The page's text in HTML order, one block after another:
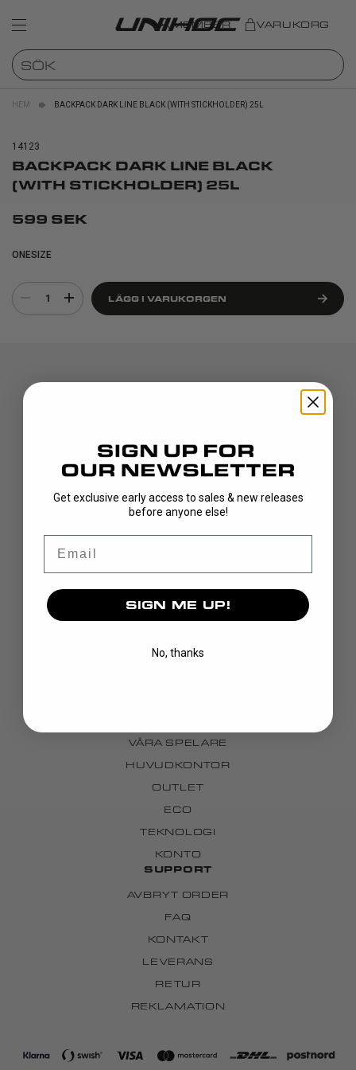
MEMBER VARUKORG
HEM BACKPACK DARK LINE BLACK (WITH STICKHOLDER) 25L
14123
BACKPACK DARK LINE BLACK
(WITH STICKHOLDER) 25L
599 SEK
ONESIZE
1 LÄGG I VARUKORGEN
UPPTÄCK
KLÄDER
VÄSKOR
CUSTOM
VÅRA SPELARE
HUVUDKONTOR
OUTLET
ECO
TEKNOLOGI
KONTO
SUPPORT
AVBRYT ORDER
FAQ
KONTAKT
LEVERANS
RETUR
REKLAMATION
Get exclusive early access to sales & new releases
before anyone else!
SIGN ME UP!
No, thanks